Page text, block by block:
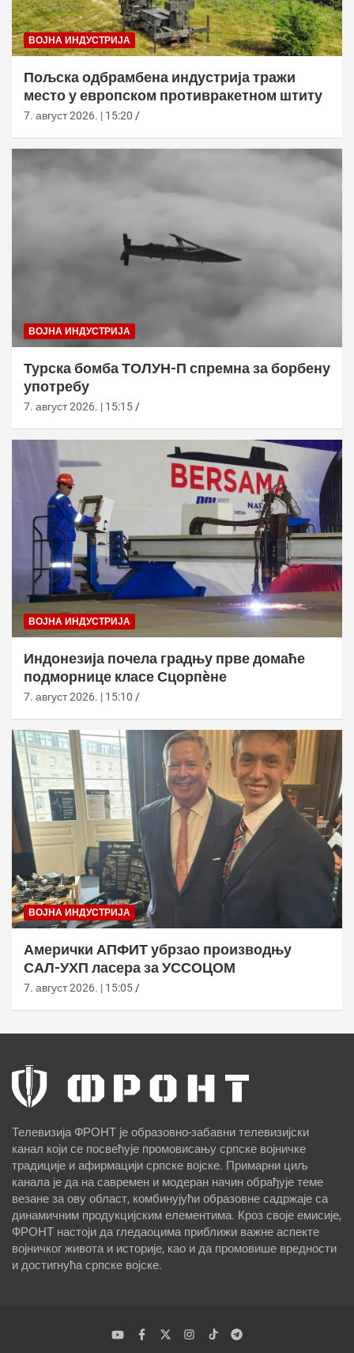
ВОЈНА ИНДУСТРИЈА
Пољска одбрамбена индустрија тражи
место у европском противракетном штиту
7. август 2026. | 15:20
ВОЈНА ИНДУСТРИЈА
Турска бомба ТОЛУН-П спремна за борбену
употребу
7. август 2026. | 15:15
ВОЈНА ИНДУСТРИЈА
Индонезија почела градњу прве домаће
подморнице класе Сцорпèне
7. август 2026. | 15:10
ВОЈНА ИНДУСТРИЈА
Амерички АПФИТ убрзао производњу
САЛ-УХП ласера за УССОЦОМ
7. август 2026. | 15:05
Телевизија ФРОНТ је образовно-забавни телевизијски
канал који се посвећује промовисању српске војничке
традиције и афирмацији српске војске. Примарни циљ
канала је да на савремен и модеран начин обрађује теме
везане за ову област, комбинујући образовне садржаје са
динамичним продукцијским елементима. Кроз своје емисије,
ФРОНТ настоји да гледаоцима приближи важне аспекте
војничког живота и историје, као и да промовише вредности
и достигнућа српске војске.